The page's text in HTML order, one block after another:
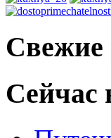
Свежие
Сейчас